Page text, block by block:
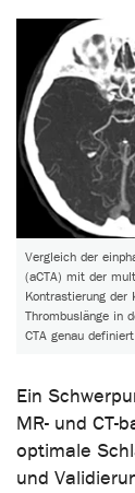
Vergleich der
(aCTA) mit der
Kontrastierung der
Thrombuslänge in
CTA genau
Ein
MR- und CT-
optimale
und